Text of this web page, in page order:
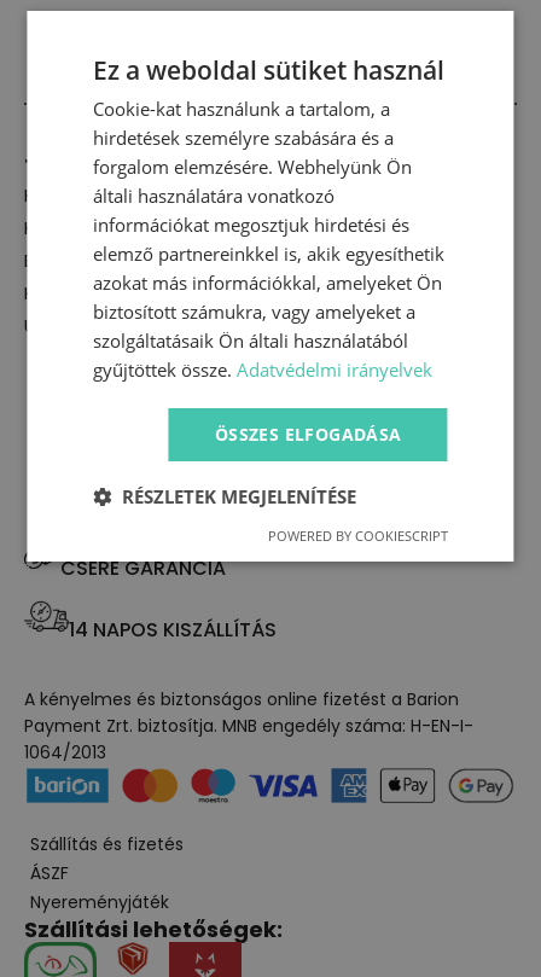
Termékkategóriák
Kislány
Kisfiú
Babakelengye kiegészítők
Készleten lévő termékek
Újdonságok
CSERE GARANCIA
14 NAPOS KISZÁLLÍTÁS
A kényelmes és biztonságos online fizetést a Barion
Payment Zrt. biztosítja. MNB engedély száma: H-EN-I-
1064/2013
Szállítás és fizetés
ÁSZF
Nyereményjáték
Szállítási lehetőségek:
Ez a weboldal sütiket használ
Cookie-kat használunk a tartalom, a
hirdetések személyre szabására és a
forgalom elemzésére. Webhelyünk Ön
általi használatára vonatkozó
információkat megosztjuk hirdetési és
elemző partnereinkkel is, akik egyesíthetik
azokat más információkkal, amelyeket Ön
biztosított számukra, vagy amelyeket a
szolgáltatásaik Ön általi használatából
gyűjtöttek össze.Adatvédelmi irányelvek
ÖSSZES ELFOGADÁSA
RÉSZLETEK MEGJELENÍTÉSE
POWERED BY COOKIESCRIPT